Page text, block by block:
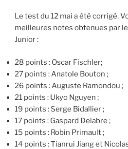
Le test du 12 mai a été corrigé.
meilleures notes obtenues par
Junior :
28 points : Oscar Fischler;
27 points : Anatole Bouton ;
26 points : Auguste Ramondou ;
21 points : Ukyo Nguyen ;
19 points : Serge Bidallier ;
17 points : Gaspard Delabre ;
15 points : Robin Primault ;
14 points : Tianrui Jiang et